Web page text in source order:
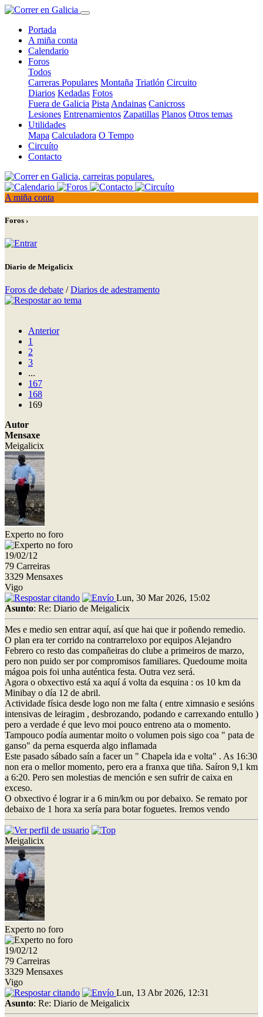
Portada
A miña conta
Calendario
Foros
Todos
Carreras Populares Montaña Triatlón Circuito
Diarios Kedadas Fotos
Fuera de Galicia Pista Andainas Canicross
Lesiones Entrenamientos Zapatillas Planos Otros temas
Utilidades
Mapa Calculadora O Tempo
Circuíto
Contacto
A miña conta
Foros ›
Diario de Meigalicix
Foros de debate /Diarios de adestramento
Anterior
1
2
3
...
167
168
169
Autor
Mensaxe
Meigalicix
Experto no foro
19/02/12
79 Carreiras
3329 Mensaxes
Vigo
Lun, 30 Mar 2026, 15:02
Asunto: Re: Diario de Meigalicix
Mes e medio sen entrar aquí, así que hai que ir poñendo remedio.
O plan era ter corrido na contrarreloxo por equipos Alejandro
Febrero co resto das compañeiras do clube a primeiros de marzo,
pero non puido ser por compromisos familiares. Quedoume moita
mágoa pois foi unha auténtica festa. Outra vez será.
Agora o obxectivo está xa aquí á volta da esquina : os 10 km da
Minibay o día 12 de abril.
Actividade física desde logo non me falta ( entre ximnasio e sesións
intensivas de leiragim , desbrozando, podando e carrexando entullo )
pero a verdade é que levo moi pouco entreno ata o momento.
Tampouco podía aumentar moito o volumen pois sigo coa " pata de
ganso" da perna esquerda algo inflamada
Este pasado sábado saín a facer un " Chapela ida e volta" . As 16:30
non era o mellor momento, pero era a franxa que tiña. Saíron 9,1 km
a 6:20. Pero sen molestias de mención e sen sufrir de caixa en
exceso.
O obxectivo é lograr ir a 6 min/km ou por debaixo. Se remato por
debaixo de 1 hora xa sería para botar foguetes. Iremos vendo
Meigalicix
Experto no foro
19/02/12
79 Carreiras
3329 Mensaxes
Vigo
Lun, 13 Abr 2026, 12:31
Asunto: Re: Diario de Meigalicix